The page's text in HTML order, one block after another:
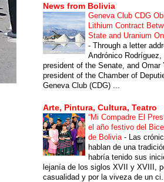
News from Bolivia
Geneva Club CDG
Lithium Contract
State and Uranium
- Through a letter
Andrónico Rodríguez,
president of the Senate, and Omar
president of the Chamber of
Geneva Club (CDG) ...
Arte, Pintura, Cultura, Teatro
“Mi Compadre El
el año festivo del
de Bolivia - Las
hablan de una
habría tenido sus
lejanía de los siglos XVII y XVIII,
casualidad y por la viveza de un